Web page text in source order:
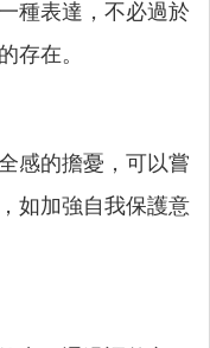
種表達，不必過於
存在。
感的擔憂，可以嘗
如加強自我保護意